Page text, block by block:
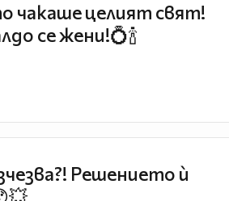
чакаше целият свят!
се жени!💍🍾
Решението ѝ